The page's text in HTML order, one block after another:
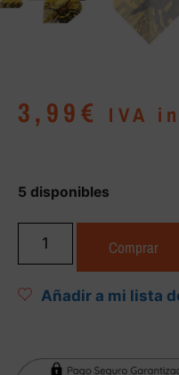
3,99€ IVA
5 disponibles
Comprar
Añadir a mi lista